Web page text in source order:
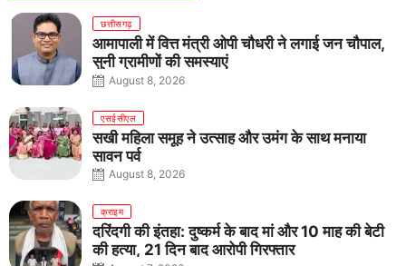
छत्तीसगढ़
आमापाली में वित्त मंत्री ओपी चौधरी ने लगाई जन चौपाल,
सुनी ग्रामीणों की समस्याएं
August 8, 2026
एसईसीएल
सखी महिला समूह ने उत्साह और उमंग के साथ मनाया
सावन पर्व
August 8, 2026
क्राइम
दरिंदगी की इंतहा: दुष्कर्म के बाद मां और 10 माह की बेटी
की हत्या, 21 दिन बाद आरोपी गिरफ्तार